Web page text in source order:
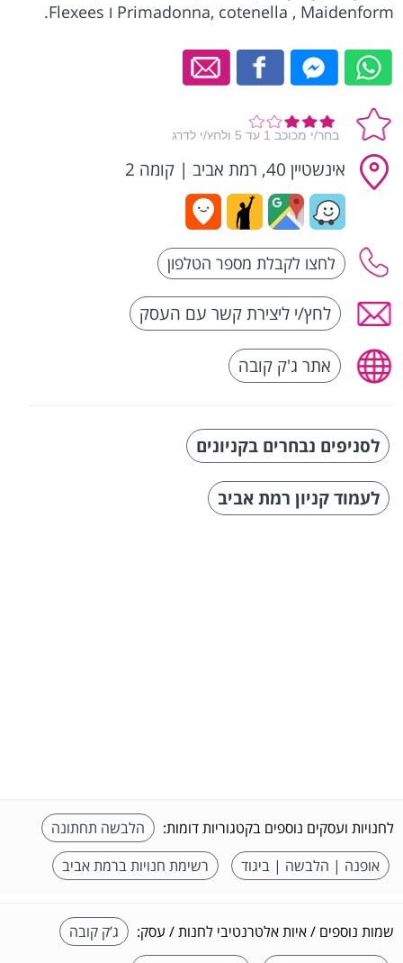
Primadonna, cotenella , Maidenform ו Flexees.
אינשטיין 40, רמת אביב | קומה 2
לחץ/י ליצירת קשר עם העסק
אתר ג'ק קובה
לסניפים נבחרים בקניונים
לעמוד קניון רמת אביב
לחנויות ועסקים נוספים בקטגוריות דומות:
הלבשה תחתונה
אופנה | הלבשה | ביגוד
רשימת חנויות ברמת אביב
שמות נוספים / איות אלטרנטיבי לחנות / עסק:
ג’ק קובה